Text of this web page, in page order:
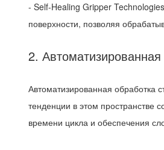
- Self-Healing Gripper
поверхности, позволяя
2. Автоматизированная
Автоматизированная обработка
тенденции в этом
времени цикла и обеспечения